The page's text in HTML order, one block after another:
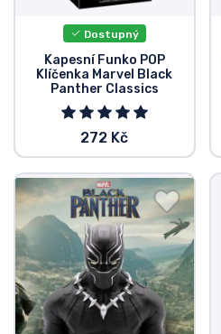
Dostupný
Kapesní Funko POP
Klíčenka Marvel Black
Panther Classics
272 Kč